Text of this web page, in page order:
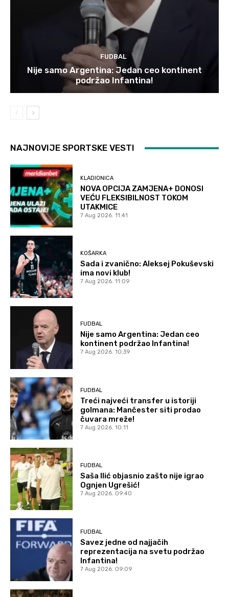
FUDBAL
Nije samo Argentina: Jedan ceo kontinent
podržao Infantina!
NAJNOVIJE SPORTSKE VESTI
KLADIONICA
NOVA OPCIJA ZAMJENA+ DONOSI
VEĆU FLEKSIBILNOST TOKOM
UTAKMICE
7 Aug 2026. 11:41
KOŠARKA
Sada i zvanično: Aleksej Pokuševski
ima novi klub!
7 Aug 2026. 11:09
FUDBAL
Nije samo Argentina: Jedan ceo
kontinent podržao Infantina!
7 Aug 2026. 10:39
FUDBAL
Treći najveći transfer u istoriji
golmana: Mančester siti prodao
čuvara mreže!
7 Aug 2026. 10:11
FUDBAL
Saša Ilić objasnio zašto nije igrao
Ognjen Ugrešić!
7 Aug 2026. 09:40
FUDBAL
Savez jedne od najjačih
reprezentacija na svetu podržao
Infantina!
7 Aug 2026. 09:09